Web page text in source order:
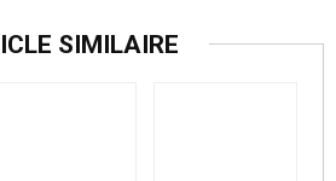
SIMILAIRE